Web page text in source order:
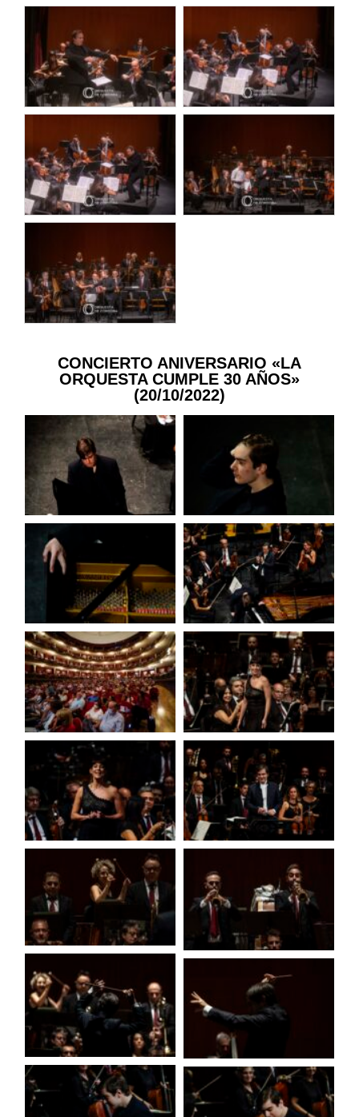
CONCIERTO ANIVERSARIO «LA
ORQUESTA CUMPLE 30 AÑOS»
(20/10/2022)